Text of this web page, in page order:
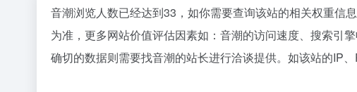
音潮浏览人数已经达到33，如你需要查询该站的相关权重信
为准，更多网站价值评估因素如：音潮的访问速度、搜索引
确切的数据则需要找音潮的站长进行洽谈提供。如该站的IP、